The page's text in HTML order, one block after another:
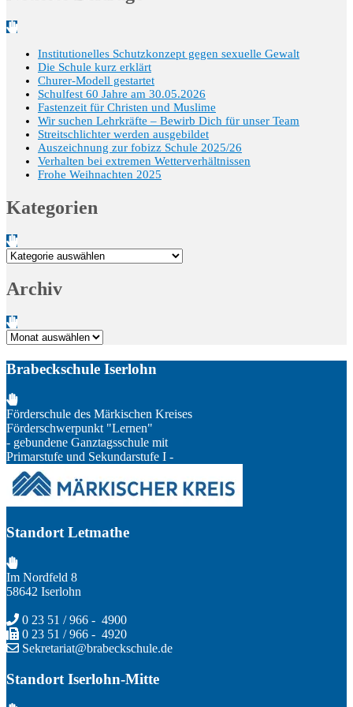
Institutionelles Schutzkonzept gegen sexuelle Gewalt
Die Schule kurz erklärt
Churer-Modell gestartet
Schulfest 60 Jahre am 30.05.2026
Fastenzeit für Christen und Muslime
Wir suchen Lehrkräfte – Bewirb Dich für unser Team
Streitschlichter werden ausgebildet
Auszeichnung zur fobizz Schule 2025/26
Verhalten bei extremen Wetterverhältnissen
Frohe Weihnachten 2025
Kategorien
Kategorien
Archiv
Archiv
Brabeckschule Iserlohn
Förderschule des Märkischen Kreises
Förderschwerpunkt "Lernen"
- gebundene Ganztagsschule mit
Primarstufe und Sekundarstufe I -
Standort Letmathe
Im Nordfeld 8
58642 Iserlohn
0 23 51 / 966 - 4900
0 23 51 / 966 - 4920
Sekretariat@brabeckschule.de
Standort Iserlohn-Mitte